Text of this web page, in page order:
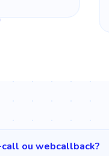
ou webcallback?